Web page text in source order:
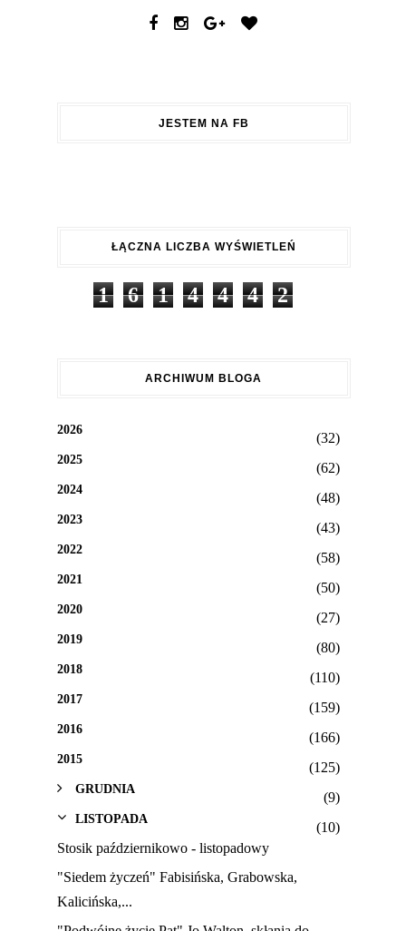
JESTEM NA FB
ŁĄCZNA LICZBA WYŚWIETLEŃ
1 6 1 4 4 4 2
ARCHIWUM BLOGA
2026
(32)
2025
(62)
2024
(48)
2023
(43)
2022
(58)
2021
(50)
2020
(27)
2019
(80)
2018
(110)
2017
(159)
2016
(166)
2015
(125)
GRUDNIA
(9)
LISTOPADA
(10)
Stosik październikowo - listopadowy
"Siedem życzeń" Fabisińska, Grabowska,
Kalicińska,...